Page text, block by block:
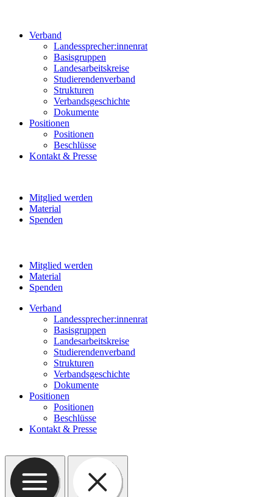
Verband
Landessprecher:innenrat
Basisgruppen
Landesarbeitskreise
Studierendenverband
Strukturen
Verbandsgeschichte
Dokumente
Positionen
Positionen
Beschlüsse
Kontakt & Presse
Mitglied werden
Material
Spenden
Mitglied werden
Material
Spenden
Verband
Landessprecher:innenrat
Basisgruppen
Landesarbeitskreise
Studierendenverband
Strukturen
Verbandsgeschichte
Dokumente
Positionen
Positionen
Beschlüsse
Kontakt & Presse